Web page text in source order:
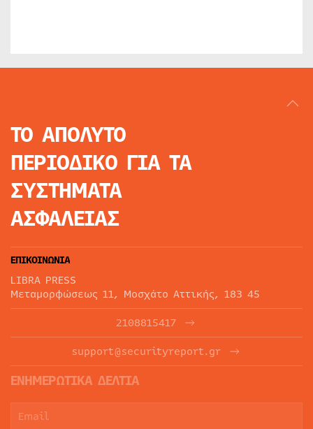
ΤΟ ΑΠΟΛΥΤΟ
ΠΕΡΙΟΔΙΚΟ ΓΙΑ ΤΑ
ΣΥΣΤΗΜΑΤΑ
ΑΣΦΑΛΕΙΑΣ
ΕΠΙΚΟΙΝΩΝΙΑ
LIBRA PRESS
Μεταμορφώσεως 11, Μοσχάτο Αττικής, 183 45
2108815417
support@securityreport.gr
ΕΝΗΜΕΡΩΤΙΚΑ ΔΕΛΤΙΑ